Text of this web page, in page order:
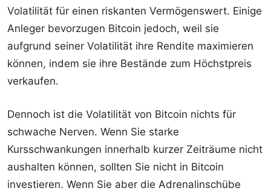
Volatilität für einen riskanten Vermögenswert. Einige
Anleger bevorzugen Bitcoin jedoch, weil sie
aufgrund seiner Volatilität ihre Rendite maximieren
können, indem sie ihre Bestände zum Höchstpreis
verkaufen.
Dennoch ist die Volatilität von Bitcoin nichts für
schwache Nerven. Wenn Sie starke
Kursschwankungen innerhalb kurzer Zeiträume nicht
aushalten können, sollten Sie nicht in Bitcoin
investieren. Wenn Sie aber die Adrenalinschübe